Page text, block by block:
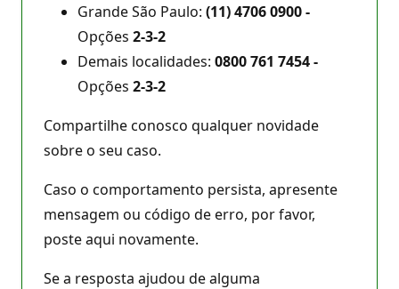
Grande São Paulo: (11) 4706 0900-
Opções 2-3-2
Demais localidades: 0800 761 7454-
Opções 2-3-2
Compartilhe conosco qualquer novidade
sobre o seu caso.
Caso o comportamento persista, apresente
mensagem ou código de erro, por favor,
poste aqui novamente.
Se a resposta ajudou de alguma